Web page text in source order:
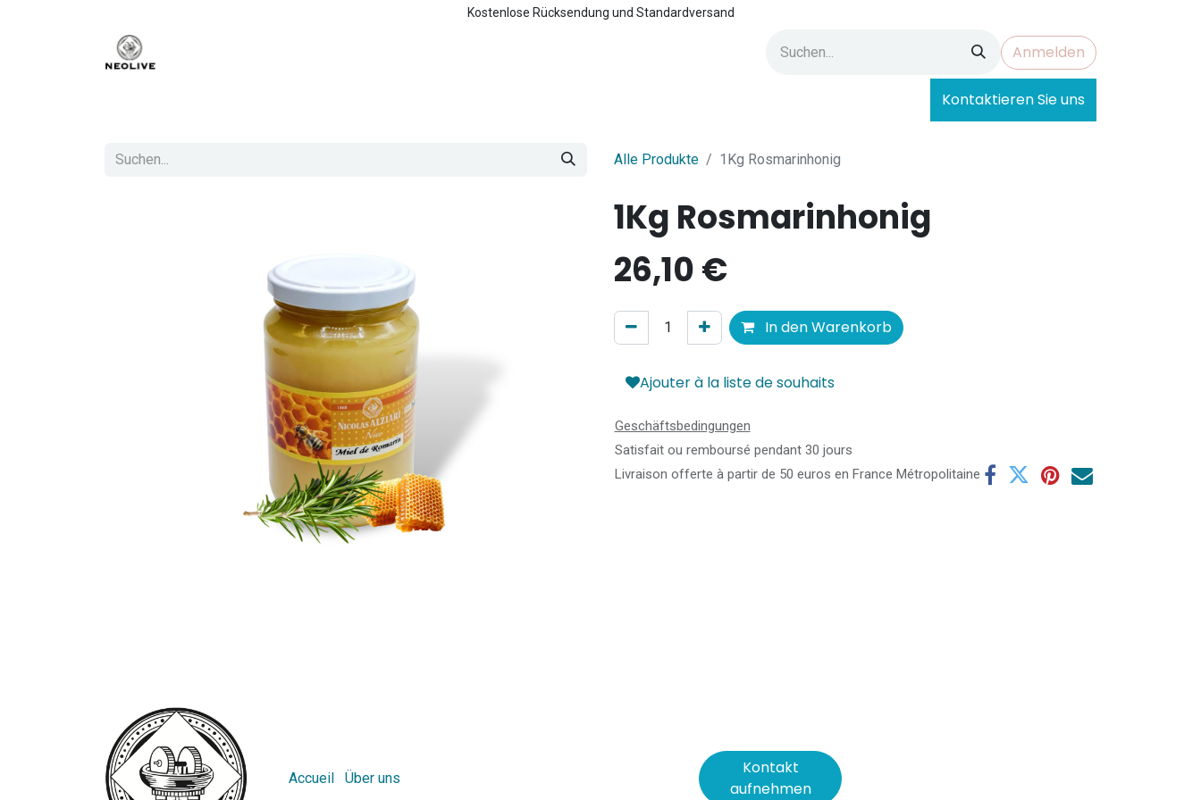
Kostenlose Rücksendung und Standardversand
Anmelden
Kontaktieren Sie uns
Alle Produkte 1Kg Rosmarinhonig
1Kg Rosmarinhonig
26,10€
In den Warenkorb
Ajouter à la liste de souhaits
Geschäftsbedingungen
Satisfait ou remboursé pendant 30 jours
Livraison offerte à partir de 50 euros en France Métropolitaine
Accueil Über uns
Kontakt
aufnehmen